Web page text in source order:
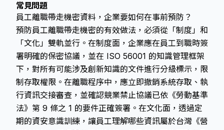
常見問題
員工離職帶走機密資料，企業要如何在事前預防？
預防員工離職帶走機密的有效做法，必須從「制度」和
「文化」雙軌並行。在制度面，企業應在員工到職時簽
署明確的保密協議，並在 ISO 56001 的知識管理框架
下，對所有可能涉及創新知識的文件進行分級標示，限
制存取權限。在離職程序中，應立即撤銷系統存取、執
行資訊交接審查，並確認競業禁止協議已依《勞動基準
法》第 9 條之 1 的要件正確簽署。在文化面，透過定
期的資安意識訓練，讓員工理解哪些資訊屬於台灣《營